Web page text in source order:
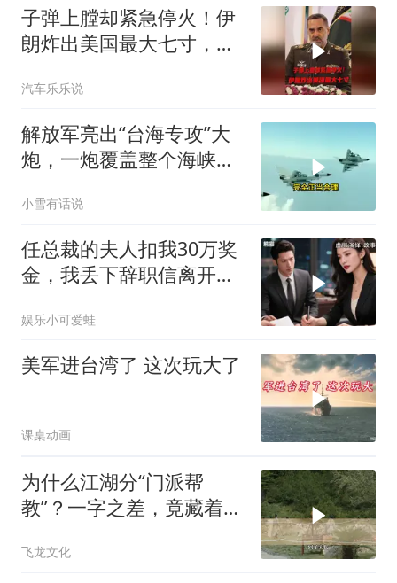
子弹上膛却紧急停火！伊
朗炸出美国最大七寸，特
汽车乐乐说
解放军亮出“台海专攻”大
炮，一炮覆盖整个海峡，
小雪有话说
任总裁的夫人扣我30万奖
金，我丢下辞职信离开，
你签约
娱乐小可爱蛙
美军进台湾了 这次玩大了
课桌动画
为什么江湖分“门派帮
教”？一字之差，竟藏着不
飞龙文化